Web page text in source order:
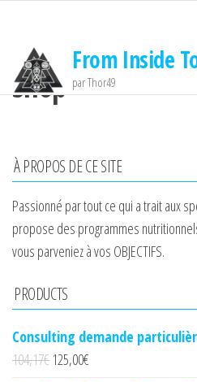
contenu
From Inside
par Thor49
Shop
À PROPOS DE CE SITE
Passionné par tout ce qui a trait aux
propose des programmes
vous parveniez à vos OBJECTIFS.
PRODUCTS
Consulting demande
104,17€ 125,00€